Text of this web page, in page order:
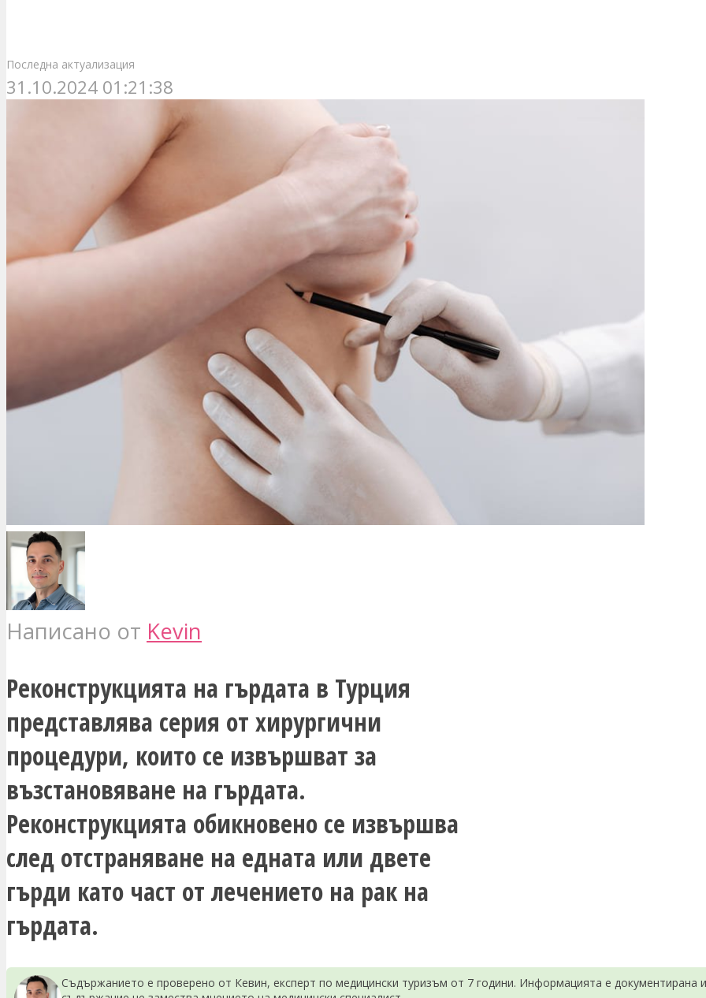
Последна актуализация
31.10.2024 01:21:38
Написано от Kevin
Реконструкцията на гърдата в Турция
представлява серия от хирургични
процедури, които се извършват за
възстановяване на гърдата.
Реконструкцията обикновено се извършва
след отстраняване на едната или двете
гърди като част от лечението на рак на
гърдата.
Съдържанието е проверено от Кевин, експерт по медицински туризъм от 7 години. Информацията е документирана